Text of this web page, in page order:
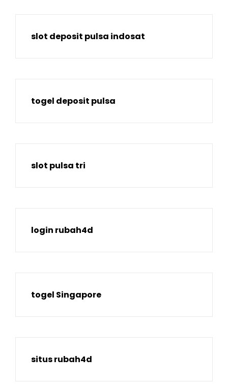
slot deposit pulsa indosat
togel deposit pulsa
slot pulsa tri
login rubah4d
togel Singapore
situs rubah4d